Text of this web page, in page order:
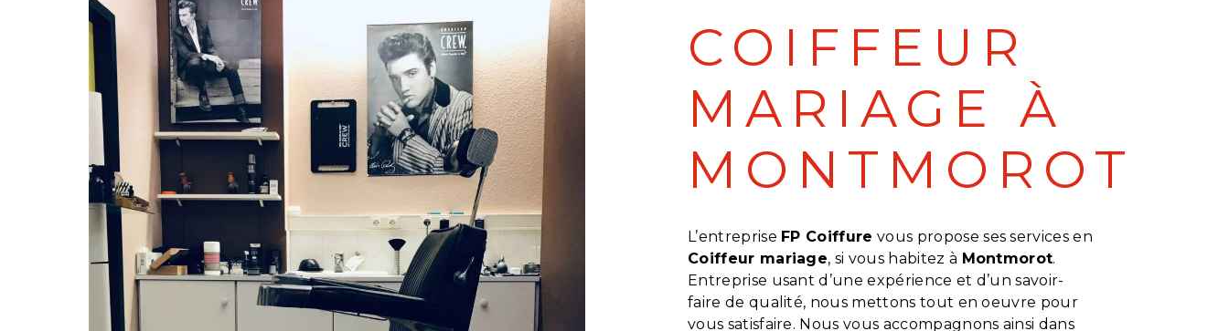
COIFFEUR
MARIAGE À
MONTMOROT
L’entreprise FP Coiffure vous propose ses services en
Coiffeur mariage, si vous habitez à Montmorot.
Entreprise usant d’une expérience et d’un savoir-
faire de qualité, nous mettons tout en oeuvre pour
vous satisfaire. Nous vous accompagnons ainsi dans